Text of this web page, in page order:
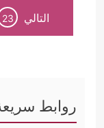
التالي 23
روابط